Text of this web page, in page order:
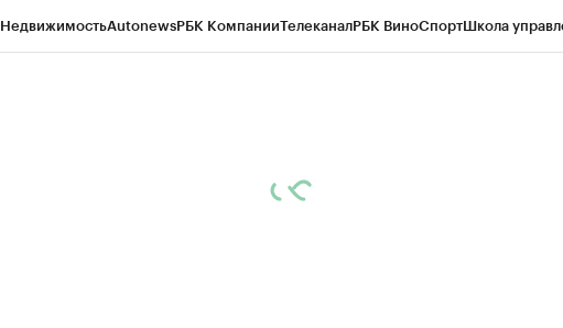
НедвижимостьAutonewsРБК КомпанииТелеканалРБК ВиноСпортШкола